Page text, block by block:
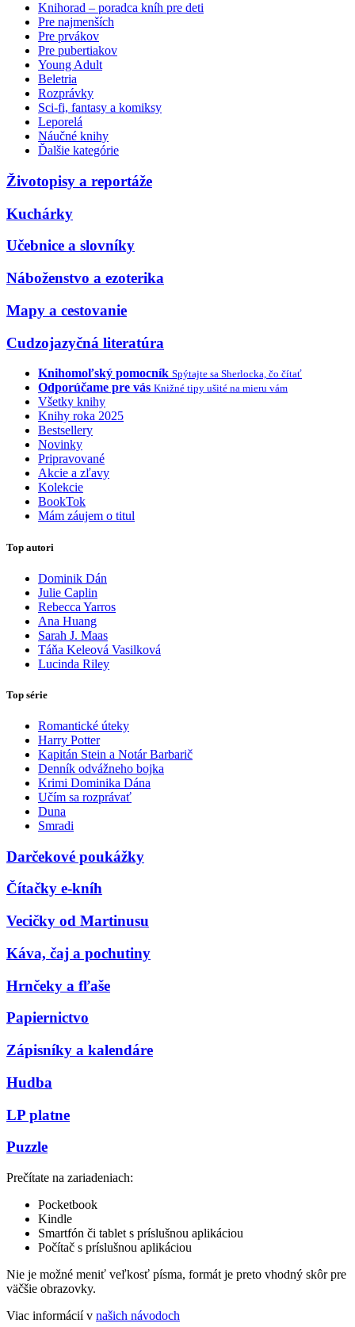
Knihorad – poradca kníh pre deti
Pre najmenších
Pre prvákov
Pre pubertiakov
Young Adult
Beletria
Rozprávky
Sci-fi, fantasy a komiksy
Leporelá
Náučné knihy
Ďalšie kategórie
Životopisy a reportáže
Kuchárky
Učebnice a slovníky
Náboženstvo a ezoterika
Mapy a cestovanie
Cudzojazyčná literatúra
Knihomoľský pomocník Spýtajte sa Sherlocka, čo čítať
Odporúčame pre vás Knižné tipy ušité na mieru vám
Všetky knihy
Knihy roka 2025
Bestsellery
Novinky
Pripravované
Akcie a zľavy
Kolekcie
BookTok
Mám záujem o titul
Top autori
Dominik Dán
Julie Caplin
Rebecca Yarros
Ana Huang
Sarah J. Maas
Táňa Keleová Vasilková
Lucinda Riley
Top série
Romantické úteky
Harry Potter
Kapitán Stein a Notár Barbarič
Denník odvážneho bojka
Krimi Dominika Dána
Učím sa rozprávať
Duna
Smradi
Darčekové poukážky
Čítačky e-kníh
Vecičky od Martinusu
Káva, čaj a pochutiny
Hrnčeky a fľaše
Papiernictvo
Zápisníky a kalendáre
Hudba
LP platne
Puzzle
Prečítate na zariadeniach:
Pocketbook
Kindle
Smartfón či tablet s príslušnou aplikáciou
Počítač s príslušnou aplikáciou
Nie je možné meniť veľkosť písma, formát je preto vhodný skôr pre
väčšie obrazovky.
Viac informácií v našich návodoch